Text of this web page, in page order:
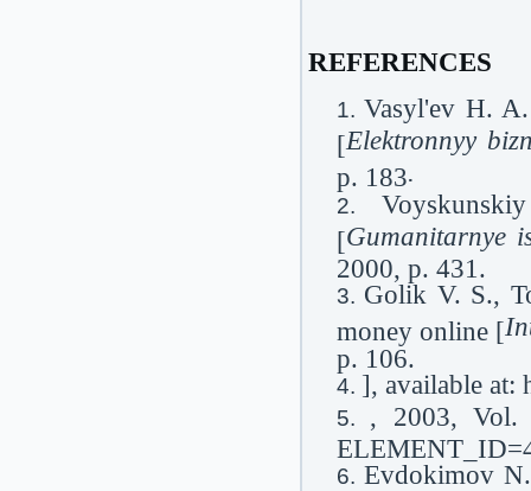
REFERENCES
Vasyl'ev H.
[Elektronnyy
p. 183.
[Gumanitarnye
2000, p. 431.
Golik V. S.,
money online [
p. 106.
], available at:
, 2003, Vol.
Evdokimov